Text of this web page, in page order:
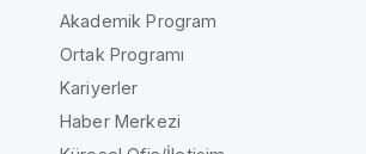
Akademik Program
Ortak Programı
Kariyerler
Haber Merkezi